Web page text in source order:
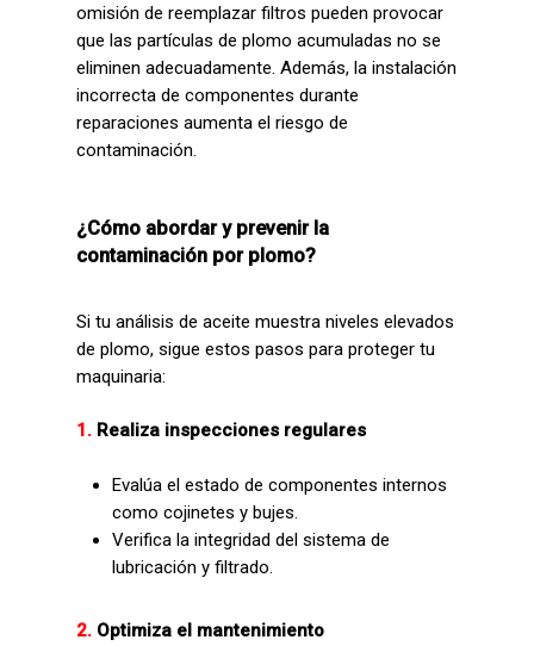
omisión de reemplazar filtros pueden provocar
que las partículas de plomo acumuladas no se
eliminen adecuadamente. Además, la instalación
incorrecta de componentes durante
reparaciones aumenta el riesgo de
contaminación.
¿Cómo abordar y prevenir la
contaminación por plomo?
Si tu análisis de aceite muestra niveles elevados
de plomo, sigue estos pasos para proteger tu
maquinaria:
1. Realiza inspecciones regulares
Evalúa el estado de componentes internos
como cojinetes y bujes.
Verifica la integridad del sistema de
lubricación y filtrado.
2. Optimiza el mantenimiento